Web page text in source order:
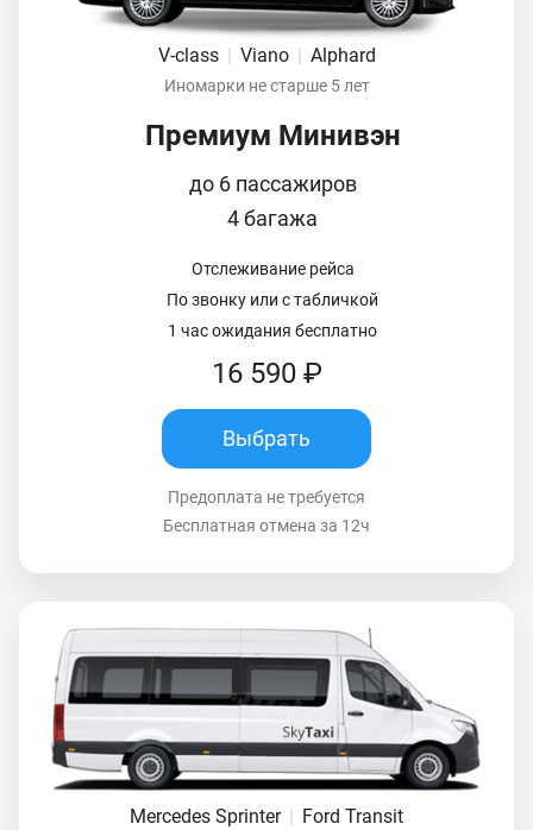
V-class | Viano | Alphard
Иномарки не старше 5 лет
Премиум Минивэн
до 6 пассажиров
4 багажа
Отслеживание рейса
По звонку или с табличкой
1 час ожидания бесплатно
16 590 ₽
Выбрать
Предоплата не требуется
Бесплатная отмена за 12ч
Mercedes Sprinter Ford Transit